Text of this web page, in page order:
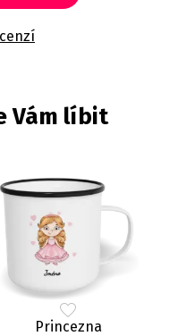
Vám líbit
Princezna